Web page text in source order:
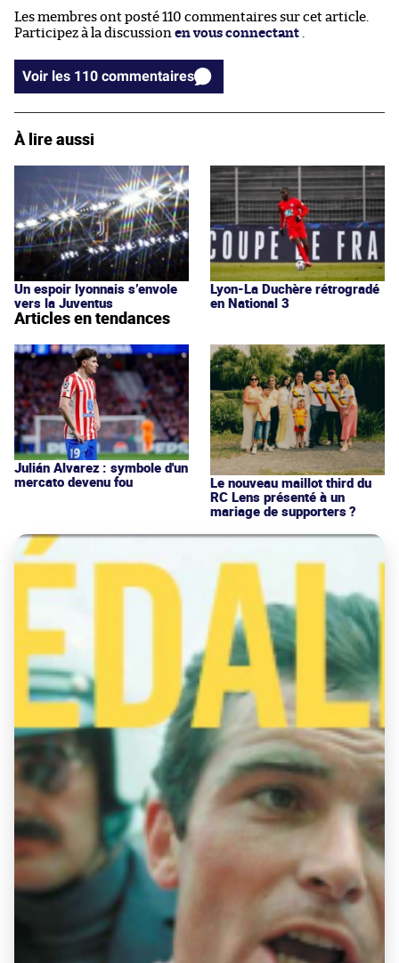
Les membres ont posté 110 commentaires sur cet article.
Participez à la discussion en vous connectant .
Voir les 110 commentaires
À lire aussi
Un espoir lyonnais s’envole
vers la Juventus
Lyon-La Duchère rétrogradé
en National 3
Articles en tendances
Julián Alvarez : symbole d'un
mercato devenu fou
Le nouveau maillot third du
RC Lens présenté à un
mariage de supporters ?